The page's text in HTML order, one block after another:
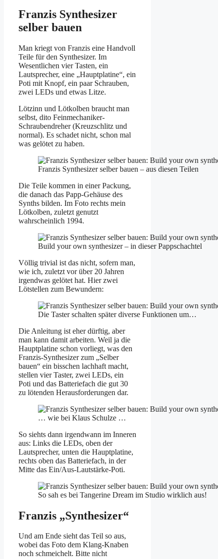
Franzis Synthesizer
selber bauen
Man kriegt von Franzis eine Handvoll
Teile für den Synthesizer. Im
Wesentlichen vier Tasten, ein
Lautsprecher, eine „Hauptplatine“, ein
Poti mit Knopf, ein paar Schrauben,
zwei LEDs und etwas Litze.
Lötzinn und Lötkolben braucht man
selbst, dito Feinmechaniker-
Schraubendreher (Kreuzschlitz und
normal). Es schadet nicht, schon mal
was gelötet zu haben.
Franzis Synthesizer selber bauen – aus diesen Teilen
Die Teile kommen in einer Packung,
die danach das Papp-Gehäuse des
Synths bilden. Im Foto rechts mein
Lötkolben, zuletzt genutzt
wahrscheinlich 1994.
Build your own synthesizer – in dieser Pappschachtel
Völlig trivial ist das nicht, sofern man,
wie ich, zuletzt vor über 20 Jahren
irgendwas gelötet hat. Hier zwei
Lötstellen zum Bewundern:
Die Taster schalten später diverse Funktionen um…
Die Anleitung ist eher dürftig, aber
man kann damit arbeiten. Weil ja die
Hauptplatine schon vorliegt, was den
Franzis-Synthesizer zum „Selber
bauen“ ein bisschen lachhaft macht,
stellen vier Taster, zwei LEDs, ein
Poti und das Batteriefach die gut 30
zu lötenden Herausforderungen dar.
… wie bei Klaus Schulze …
So siehts dann irgendwann im Inneren
aus: Links die LEDs, oben der
Lautsprecher, unten die Hauptplatine,
rechts oben das Batteriefach, in der
Mitte das Ein/Aus-Lautstärke-Poti.
So sah es bei Tangerine Dream im Studio wirklich aus!
Franzis „Synthesizer“
Und am Ende sieht das Teil so aus,
wobei das Foto dem Klang-Knaben
noch schmeichelt. Bitte nicht